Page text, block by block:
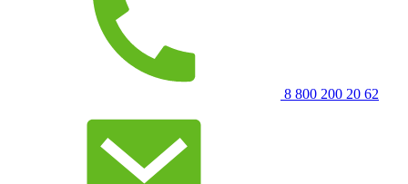
8 800 200 20 62